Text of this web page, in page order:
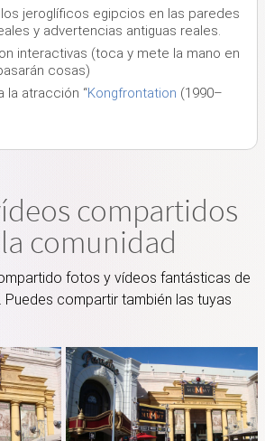
jeroglíficos egipcios en las paredes
y advertencias antiguas reales.
interactivas (toca y mete la mano en
cosas)
la atracción “Kongfrontation (1990–
compartidos
comunidad
fotos y vídeos fantásticas de
Puedes compartir también las tuyas